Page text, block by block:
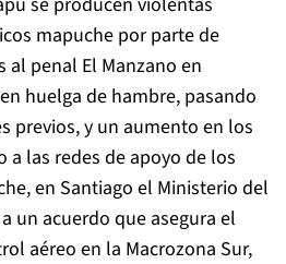
mapuche por parte de
al penal El Manzano en
huelga de hambre, pasando
previos, y un aumento en los
las redes de apoyo de los
en Santiago el Ministerio del
un acuerdo que asegura el
aéreo en la Macrozona Sur,